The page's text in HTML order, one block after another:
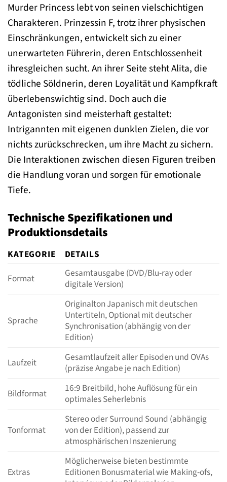
Murder Princess lebt von seinen vielschichtigen
Charakteren. Prinzessin F, trotz ihrer physischen
Einschränkungen, entwickelt sich zu einer
unerwarteten Führerin, deren Entschlossenheit
ihresgleichen sucht. An ihrer Seite steht Alita, die
tödliche Söldnerin, deren Loyalität und Kampfkraft
überlebenswichtig sind. Doch auch die
Antagonisten sind meisterhaft gestaltet:
Intrigannten mit eigenen dunklen Zielen, die vor
nichts zurückschrecken, um ihre Macht zu sichern.
Die Interaktionen zwischen diesen Figuren treiben
die Handlung voran und sorgen für emotionale
Tiefe.
Technische Spezifikationen und
Produktionsdetails
KATEGORIE
DETAILS
Format
Gesamtausgabe (DVD/Blu-ray oder
digitale Version)
Sprache
Originalton Japanisch mit deutschen
Untertiteln, Optional mit deutscher
Synchronisation (abhängig von der
Edition)
Laufzeit
Gesamtlaufzeit aller Episoden und OVAs
(präzise Angabe je nach Edition)
Bildformat
16:9 Breitbild, hohe Auflösung für ein
optimales Seherlebnis
Tonformat
Stereo oder Surround Sound (abhängig
von der Edition), passend zur
atmosphärischen Inszenierung
Extras
Möglicherweise bieten bestimmte
Editionen Bonusmaterial wie Making-ofs,